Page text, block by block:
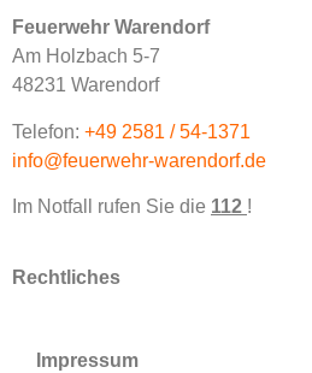
Feuerwehr Warendorf
Am Holzbach 5-7
48231 Warendorf
Telefon: +49 2581 / 54-1371
info@feuerwehr-warendorf.de
Im Notfall rufen Sie die 112 !
Rechtliches
Impressum